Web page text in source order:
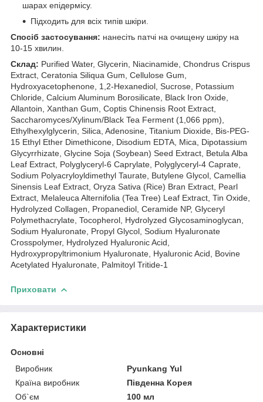
шарах епідермісу.
Підходить для всіх типів шкіри.
Спосіб застосування: нанесіть патчі на очищену шкіру на
10-15 хвилин.
Склад: Purified Water, Glycerin, Niacinamide, Chondrus Crispus
Extract, Ceratonia Siliqua Gum, Cellulose Gum,
Hydroxyacetophenone, 1,2-Hexanediol, Sucrose, Potassium
Chloride, Calcium Aluminum Borosilicate, Black Iron Oxide,
Allantoin, Xanthan Gum, Coptis Chinensis Root Extract,
Saccharomyces/Xylinum/Black Tea Ferment (1,066 ppm),
Ethylhexylglycerin, Silica, Adenosine, Titanium Dioxide, Bis-PEG-
15 Ethyl Ether Dimethicone, Disodium EDTA, Mica, Dipotassium
Glycyrrhizate, Glycine Soja (Soybean) Seed Extract, Betula Alba
Leaf Extract, Polyglyceryl-6 Caprylate, Polyglyceryl-4 Caprate,
Sodium Polyacryloyldimethyl Taurate, Butylene Glycol, Camellia
Sinensis Leaf Extract, Oryza Sativa (Rice) Bran Extract, Pearl
Extract, Melaleuca Alternifolia (Tea Tree) Leaf Extract, Tin Oxide,
Hydrolyzed Collagen, Propanediol, Ceramide NP, Glyceryl
Polymethacrylate, Tocopherol, Hydrolyzed Glycosaminoglycan,
Sodium Hyaluronate, Propyl Glycol, Sodium Hyaluronate
Crosspolymer, Hydrolyzed Hyaluronic Acid,
Hydroxypropyltrimonium Hyaluronate, Hyaluronic Acid, Bovine
Acetylated Hyaluronate, Palmitoyl Tritide-1
Приховати
Характеристики
Основні
Виробник
Pyunkang Yul
Країна виробник
Південна Корея
Об`єм
100 мл